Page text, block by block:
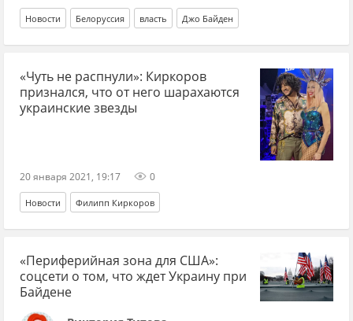
Новости Белоруссия власть Джо Байден
«Чуть не распнули»: Киркоров
признался, что от него шарахаются
украинские звезды
20 января 2021, 19:17 0
Новости Филипп Киркоров
«Периферийная зона для США»:
соцсети о том, что ждет Украину при
Байдене